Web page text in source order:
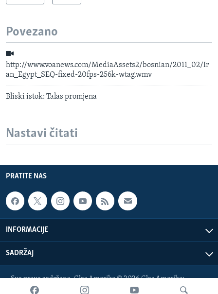
Povezano
http://www.voanews.com/MediaAssets2/bosnian/2011_02/Ir
an_Egypt_SEQ-fixed-20fps-256k-wtag.wmv
Bliski istok: Talas promjena
Nastavi čitati
PRATITE NAS
INFORMACIJE
SADRŽAJ
Sva prava zadržana. Glas Amerike © 2026 Glas Amerike:
bosnian-service@voanews.com